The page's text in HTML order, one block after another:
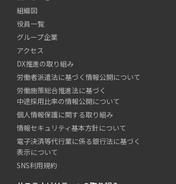
組織図
役員一覧
グループ企業
アクセス
DX推進の取り組み
労働者派遣法に基づく情報公開について
労働施策総合推進法に基づく
中途採用比率の情報公開について
個人情報保護に関する取り組み
情報セキュリティ基本方針について
電子決済等代行業に係る銀行法に基づく
表示について
SNS利用規約